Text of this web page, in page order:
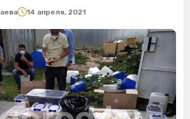
14 апреля, 2021